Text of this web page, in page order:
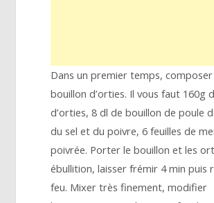
Dans un premier temps,
bouillon d’orties. Il vous faut 160g
d’orties, 8 dl de bouillon de poule
du sel et du poivre, 6 feuilles de
poivrée. Porter le bouillon et les
ébullition, laisser frémir 4 min puis
feu. Mixer très finement, modifier